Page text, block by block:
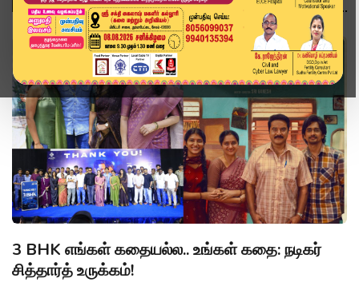
3 BHK எங்கள் கதையல்ல.. உங்கள் கதை: நடிகர்
சித்தார்த் உருக்கம்!